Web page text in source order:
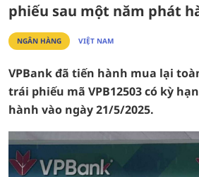
phiếu sau một năm phát
NGÂN HÀNG VIỆT NAM
VPBank đã tiến hành mua lại
trái phiếu mã VPB12503 có kỳ
hành vào ngày 21/5/2025.